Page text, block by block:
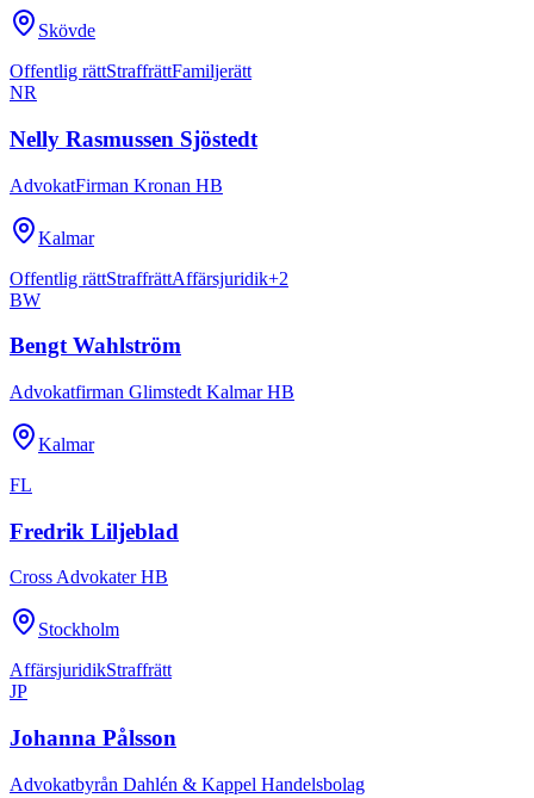
Skövde
Offentlig rättStraffrättFamiljerätt
NR
Nelly Rasmussen Sjöstedt
AdvokatFirman Kronan HB
Kalmar
Offentlig rättStraffrättAffärsjuridik+2
BW
Bengt Wahlström
Advokatfirman Glimstedt Kalmar HB
Kalmar
FL
Fredrik Liljeblad
Cross Advokater HB
Stockholm
AffärsjuridikStraffrätt
JP
Johanna Pålsson
Advokatbyrån Dahlén & Kappel Handelsbolag